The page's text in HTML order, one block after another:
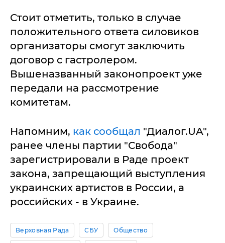
Стоит отметить, только в случае
положительного ответа силовиков
организаторы смогут заключить
договор с гастролером.
Вышеназванный законопроект уже
передали на рассмотрение
комитетам.
Напомним, как сообщал "Диалог.UA",
ранее члены партии "Свобода"
зарегистрировали в Раде проект
закона, запрещающий выступления
украинских артистов в России, а
российских - в Украине.
Верховная Рада СБУ Общество